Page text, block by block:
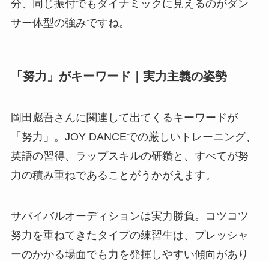
分、同じ振付でもダイナミックに見えるのがダン
サー体型の強みですね。
「努力」がキーワード｜実力主義の姿勢
岡田彪吾さんに関連して出てくるキーワードが
「努力」。JOY DANCEでの厳しいトレーニング、
英語の習得、ラップスキルの研鑽と、すべてが努
力の積み重ねであることがうかがえます。
サバイバルオーディションは実力勝負。コツコツ
努力を重ねてきたタイプの練習生は、プレッシャ
ーのかかる場面でも力を発揮しやすい傾向があり